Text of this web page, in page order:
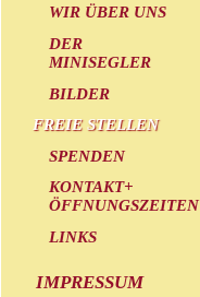
WIR ÜBER UNS
DER
MINISEGLER
BILDER
FREIE STELLEN
SPENDEN
KONTAKT+
ÖFFNUNGSZEITEN
LINKS
IMPRESSUM